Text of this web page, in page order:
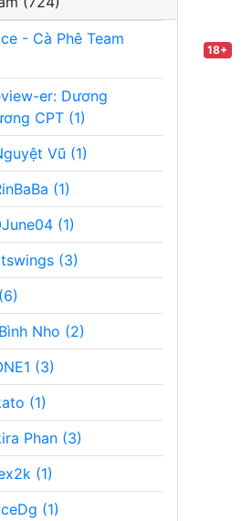
- Cà Phê Team
er: Dương
CPT (1)
Vũ (1)
(1)
(1)
(3)
Nho (2)
(3)
(1)
Phan (3)
(1)
(1)
18+